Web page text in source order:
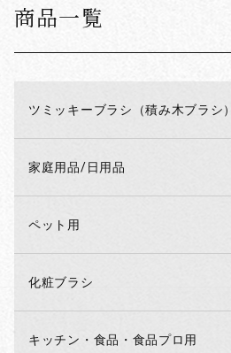
商品一覧
ツミッキーブラシ（積み木ブラシ）
家庭用品/日用品
ペット用
化粧ブラシ
キッチン・食品・食品プロ用